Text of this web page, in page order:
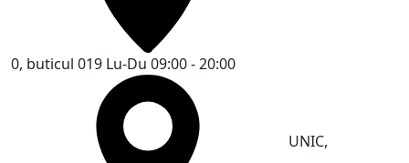
0, buticul 019 Lu-Du 09:00 - 20:00
UNIC,